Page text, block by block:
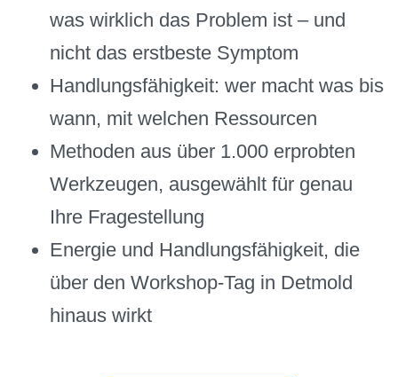
was wirklich das Problem ist – und
nicht das erstbeste Symptom
Handlungsfähigkeit: wer macht was bis
wann, mit welchen Ressourcen
Methoden aus über 1.000 erprobten
Werkzeugen, ausgewählt für genau
Ihre Fragestellung
Energie und Handlungsfähigkeit, die
über den Workshop-Tag in Detmold
hinaus wirkt